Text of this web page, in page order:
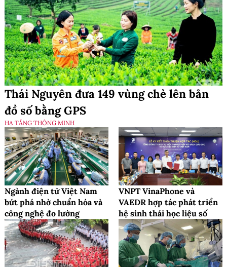
Thái Nguyên đưa 149 vùng chè lên bản
đồ số bằng GPS
HẠ TẦNG THÔNG MINH
Ngành điện tử Việt Nam
bứt phá nhờ chuẩn hóa và
công nghệ đo lường
VNPT VinaPhone và
VAEDR hợp tác phát triển
hệ sinh thái học liệu số